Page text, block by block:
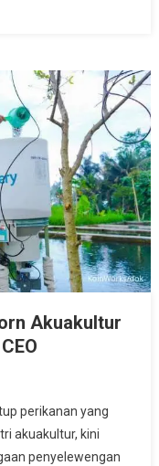
Akuakultur
perikanan yang
akuakultur, kini
penyelewengan